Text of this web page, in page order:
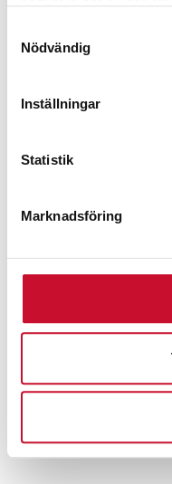
Nödvändig
Inställningar
Statistik
Marknadsföring